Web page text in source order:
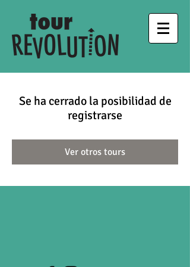
Se ha cerrado la posibilidad de
registrarse
Ver otros tours